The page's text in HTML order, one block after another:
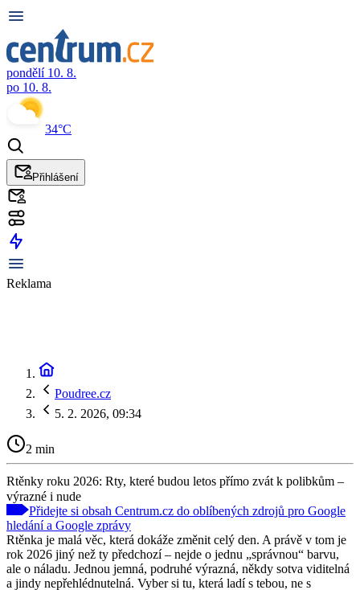
pondělí 10. 8.
po 10. 8.
34°C
Přihlášení
Reklama
Poudree.cz
5. 2. 2026, 09:34
2 min
Rtěnky roku 2026: Rty, které budou letos přímo zvát k polibkům –
výrazné i nude
Přidejte si obsah Centrum.cz do oblíbených zdrojů pro Google
hledání a Google zprávy
Rtěnka je malá věc, která dokáže změnit celý den. A právě v tom je
rok 2026 jiný než ty předchozí – nejde o jednu „správnou“ barvu,
ale o náladu. Jednou jemná, podruhé výrazná, někdy sotva viditelná
a jindy nepřehlédnutelná. Vyber si tu, která ladí s tebou, ne s